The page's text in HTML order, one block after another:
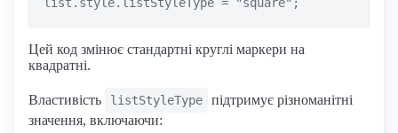
Цей код змінює стандартні круглі маркери на
квадратні.
Властивість listStyleType
підтримує різноманітні
значення, включаючи: